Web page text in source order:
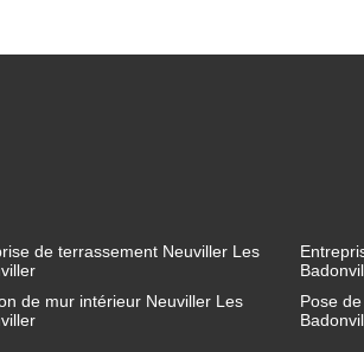
de terrassement Neuviller Les
de mur intérieur Neuviller Les
Pose